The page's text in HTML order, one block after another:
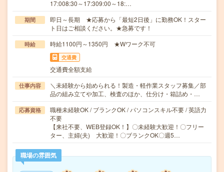
17:008:30～17:309:00～18:…
期間
即日～長期 ★応募から「最短2日後」に勤務OK！スター
ト日はご相談ください。★急募です！
時給 時給1100円～1350円 ★Wワーク不可
交通費
交通費全額支給
仕事内容
＼未経験から始められる！製造・軽作業スタッフ募集／部
品の組み立てや加工、検査のほか、仕分け・箱詰め・…
応募資格
職種未経験OK / ブランクOK / パソコンスキル不要 / 英語力
不要
【来社不要、WEB登録OK！】〇未経験大歓迎！〇フリー
ター、主婦(夫) 大歓迎！〇ブランクOK〇週5…
職場の雰囲気